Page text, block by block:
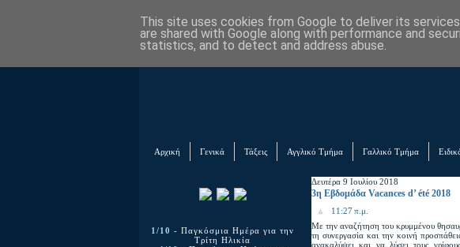
Αρχική Γενικά Τάξεις Αγγλικό Τμήμα Γαλλικό Τμήμα
1/10 - Παγκόσμια Ημέρα για την
Τρίτη Ηλικία
Δευτέρα 9 Ιουλίου 2018
3η Εβδομάδα Vacances d’ été 2018
11:27 π.μ.
Με την αναζήτηση του κρυμμένου
τη συνεργασία και την κοινή
ανακαλύψει και να λύσει τους
This site uses cookies from Google to deliver its
are shared with Google along with performance and
statistics, and to detect and address abuse.